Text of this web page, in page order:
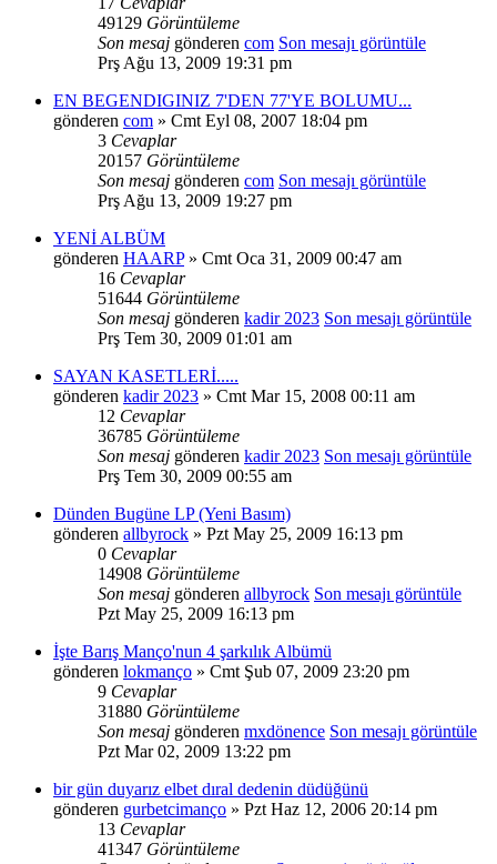
49129 Görüntüleme
Son mesaj gönderen com Son mesajı görüntüle
Prş Ağu 13, 2009 19:31 pm
EN BEGENDIGINIZ 7'DEN 77'YE BOLUMU...
gönderen com » Cmt Eyl 08, 2007 18:04 pm
3 Cevaplar
20157 Görüntüleme
Son mesaj gönderen com Son mesajı görüntüle
Prş Ağu 13, 2009 19:27 pm
YENİ ALBÜM
gönderen HAARP» Cmt Oca 31, 2009 00:47 am
16 Cevaplar
51644 Görüntüleme
Son mesaj gönderen kadir 2023 Son mesajı görüntüle
Prş Tem 30, 2009 01:01 am
SAYAN KASETLERİ.....
gönderen kadir 2023 » Cmt Mar 15, 2008 00:11 am
12 Cevaplar
36785 Görüntüleme
Son mesaj gönderen kadir 2023 Son mesajı görüntüle
Prş Tem 30, 2009 00:55 am
Dünden Bugüne LP (Yeni Basım)
gönderen allbyrock » Pzt May 25, 2009 16:13 pm
0 Cevaplar
14908 Görüntüleme
Son mesaj gönderen allbyrock Son mesajı görüntüle
Pzt May 25, 2009 16:13 pm
İşte Barış Manço'nun 4 şarkılık Albümü
gönderen lokmanço » Cmt Şub 07, 2009 23:20 pm
9 Cevaplar
31880 Görüntüleme
Son mesaj gönderen mxdönence Son mesajı görüntüle
Pzt Mar 02, 2009 13:22 pm
bir gün duyarız elbet dıral dedenin düdüğünü
gönderen gurbetcimanço » Pzt Haz 12, 2006 20:14 pm
13 Cevaplar
41347 Görüntüleme